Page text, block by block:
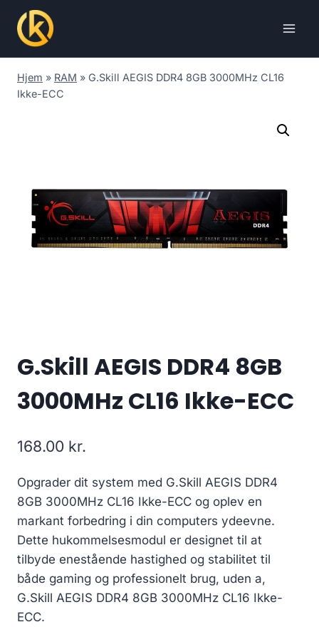
content
Hjem » RAM » G.Skill AEGIS DDR4 8GB 3000MHz CL16
Ikke-ECC
G.Skill AEGIS DDR4 8GB
3000MHz CL16 Ikke-ECC
168.00 kr.
Opgrader dit system med G.Skill AEGIS DDR4
8GB 3000MHz CL16 Ikke-ECC og oplev en
markant forbedring i din computers ydeevne.
Dette hukommelsesmodul er designet til at
tilbyde enestående hastighed og stabilitet til
både gaming og professionelt brug, uden a,
G.Skill AEGIS DDR4 8GB 3000MHz CL16 Ikke-
ECC.